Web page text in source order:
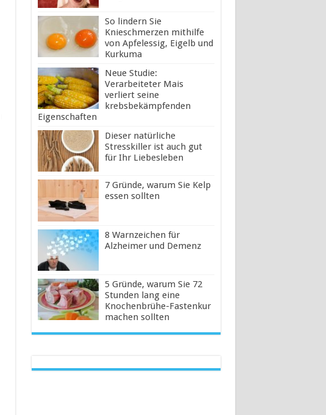
So lindern Sie
Knieschmerzen mithilfe
von Apfelessig, Eigelb und
Kurkuma
Neue Studie:
Verarbeiteter Mais
verliert seine
krebsbekämpfenden
Eigenschaften
Dieser natürliche
Stresskiller ist auch gut
für Ihr Liebesleben
7 Gründe, warum Sie Kelp
essen sollten
8 Warnzeichen für
Alzheimer und Demenz
5 Gründe, warum Sie 72
Stunden lang eine
Knochenbrühe-Fastenkur
machen sollten